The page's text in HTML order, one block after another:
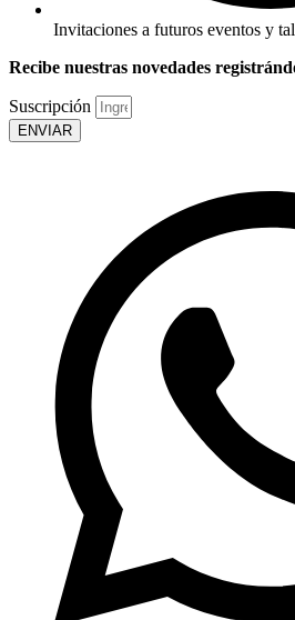
Invitaciones a futuros eventos y
Recibe nuestras novedades
Suscripción
ENVIAR